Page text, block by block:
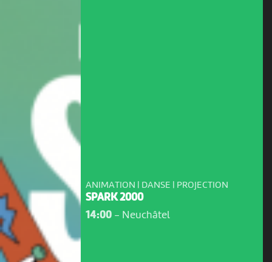
ANIMATION | DANSE | PROJECTION
SPARK 2000
14:00- Neuchâtel